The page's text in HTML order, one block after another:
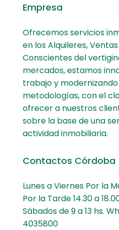
Empresa
Ofrecemos servicios
en los Alquileres,
Conscientes del
mercados, estamos
trabajo y
metodologías, con el
ofrecer a nuestros
sobre la base de una
actividad inmobiliaria.
Contactos Córdoba
Lunes a Viernes Por la
Por la Tarde 14.30 a
Sábados de 9 a 13 hs.
4035800